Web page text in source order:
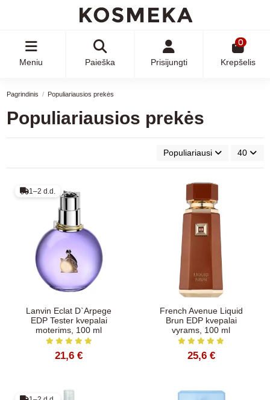
Meniu Paieška Prisijungti
0
Krepšelis
Pagrindinis Populiariausios prekės
Populiariausios prekės
Populiariausi 40
1–2 d.d.
Lanvin Eclat D`Arpege
EDP Tester kvepalai
moterims, 100 ml
21,6 €
French Avenue Liquid
Brun EDP kvepalai
vyrams, 100 ml
25,6 €